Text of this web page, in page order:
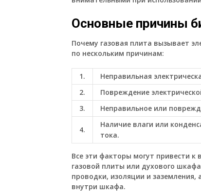
Основные причины
Почему газовая плита вызывает
по нескольким причинам:
1.
Неправильная
2.
Повреждение
3.
Неправильное или
4.
Наличие влаги или
тока.
Все эти факторы могут привести к
газовой плиты или духового
проводки, изоляции и
внутри шкафа.